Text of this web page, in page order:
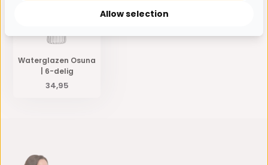
Waterglazen Osuna
| 6-delig
34,95
Allow selection